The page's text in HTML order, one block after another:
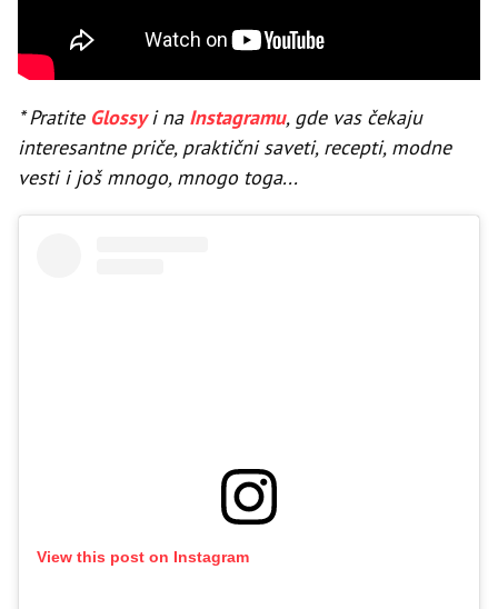
* Pratite Glossyi na Instagramu, gde vas čekaju
interesantne priče, praktični saveti, recepti, modne
vesti i još mnogo, mnogo toga...
View this post on Instagram